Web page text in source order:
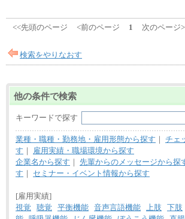
<<先頭のページ <前のページ 1 次のページ>
検索をやりなおす
他の条件で検索
キーワードで探す
業種・職種・勤務地・雇用形態から探す ｜ チェ
す ｜
雇用実績・職場環境から探す
企業名から探す ｜ 先輩からのメッセージから探
す ｜ セミナー・イベント情報から探す
[雇用実績]
視覚
聴覚 平衡機能 音声言語機能 上肢 下肢